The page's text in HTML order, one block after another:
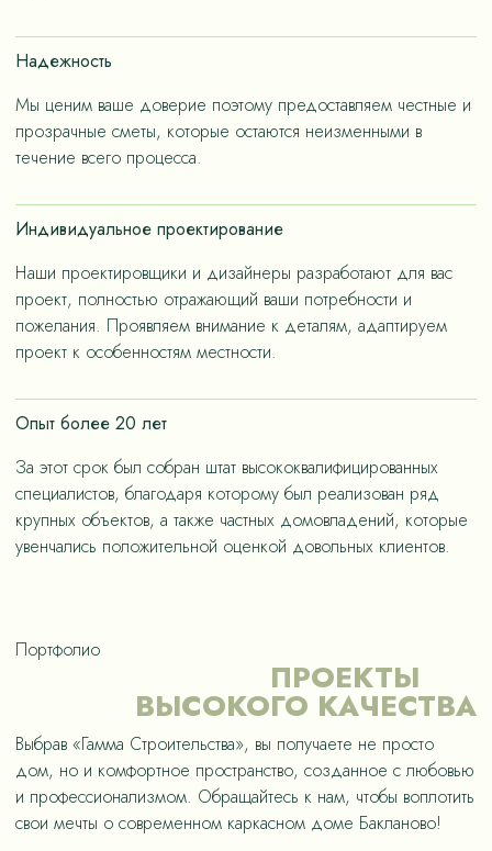
счет дизайнерских решений, ориентированных на
«медленную моду».
Надежность
Мы ценим ваше доверие поэтому предоставляем честные и
прозрачные сметы, которые остаются неизменными в
течение всего процесса.
Индивидуальное проектирование
Наши проектировщики и дизайнеры разработают для вас
проект, полностью отражающий ваши потребности и
пожелания. Проявляем внимание к деталям, адаптируем
проект к особенностям местности.
Опыт более 20 лет
За этот срок был собран штат высококвалифицированных
специалистов, благодаря которому был реализован ряд
крупных объектов, а также частных домовладений, которые
увенчались положительной оценкой довольных клиентов.
Портфолио
ПРОЕКТЫ
ВЫСОКОГО КАЧЕСТВА
Выбрав «Гамма Строительства», вы получаете не просто
дом, но и комфортное пространство, созданное с любовью
и профессионализмом. Обращайтесь к нам, чтобы воплотить
свои мечты о современном каркасном доме Бакланово!